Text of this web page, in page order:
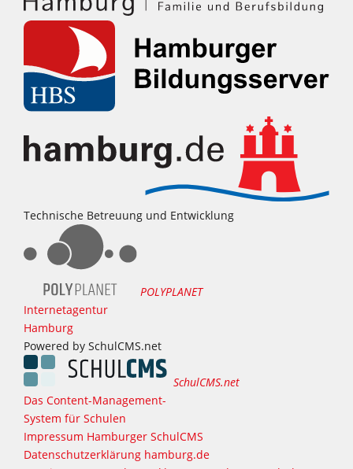
Technische Betreuung und Entwicklung
POLYPLANET
Internetagentur
Hamburg
Powered by SchulCMS.net
SchulCMS.net
Das Content-Management-
System für Schulen
Impressum Hamburger SchulCMS
Datenschutzerklärung hamburg.de